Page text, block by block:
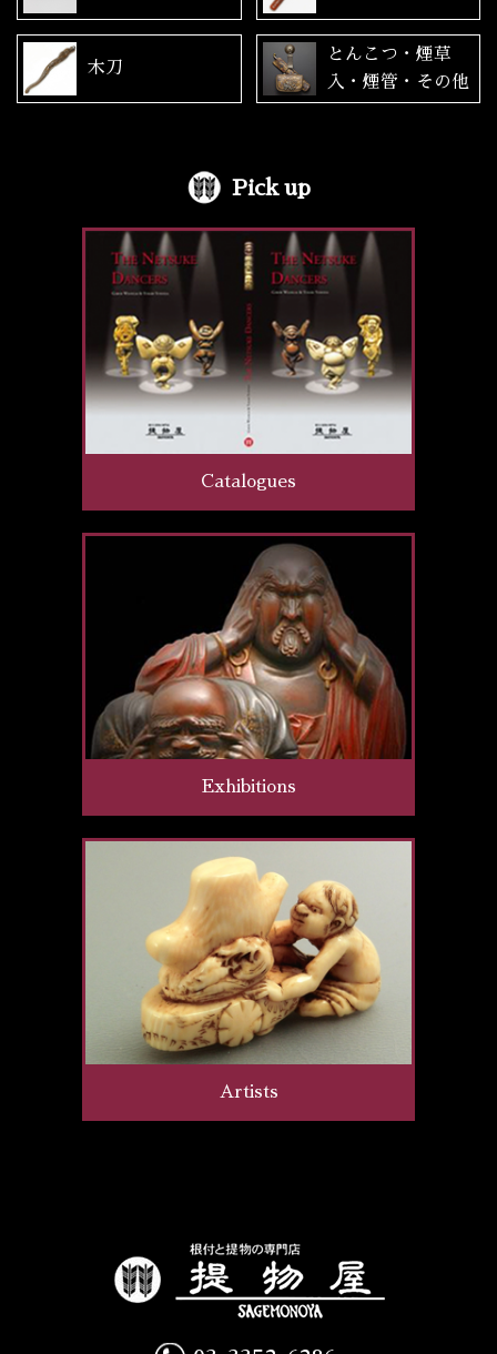
木刀
とんこつ・煙草
入・煙管・その他
Pick up
Catalogues
Exhibitions
Artists